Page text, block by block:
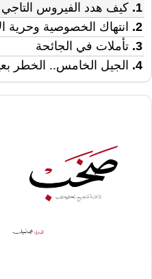
1. كيف هدد الفيروس التاجي
2.
انتهاك الخصوصية وحرية
3. تأملات في الجائحة
4.
الجيل الخامس.. الخطر